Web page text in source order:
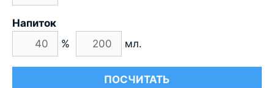
Напиток
%
мл.